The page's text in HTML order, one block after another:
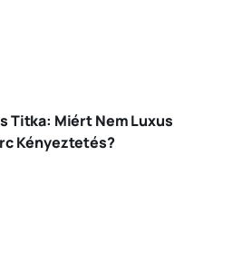
Titka: Miért Nem Luxus
Kényeztetés?